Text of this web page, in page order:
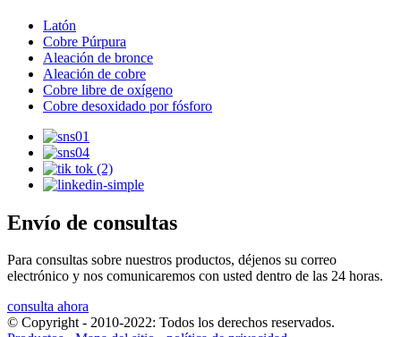
Latón
Cobre Púrpura
Aleación de bronce
Aleación de cobre
Cobre libre de oxígeno
Cobre desoxidado por fósforo
Envío de consultas
Para consultas sobre nuestros productos, déjenos su correo
electrónico y nos comunicaremos con usted dentro de las 24 horas.
consulta ahora
© Copyright - 2010-2022: Todos los derechos reservados.